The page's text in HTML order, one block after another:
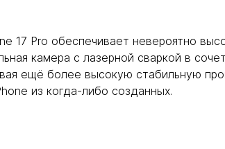
17 Pro обеспечивает невероятно
камера с лазерной сваркой в
ещё более высокую стабильную
из когда-либо созданных.